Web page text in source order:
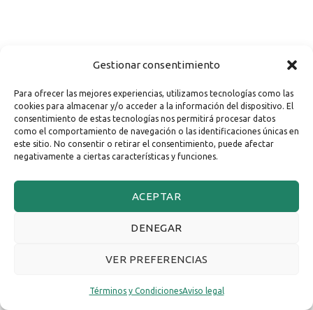
Gestionar consentimiento
Para ofrecer las mejores experiencias, utilizamos tecnologías como las
cookies para almacenar y/o acceder a la información del dispositivo. El
consentimiento de estas tecnologías nos permitirá procesar datos
como el comportamiento de navegación o las identificaciones únicas en
este sitio. No consentir o retirar el consentimiento, puede afectar
negativamente a ciertas características y funciones.
ACEPTAR
DENEGAR
VER PREFERENCIAS
Términos y CondicionesAviso legal